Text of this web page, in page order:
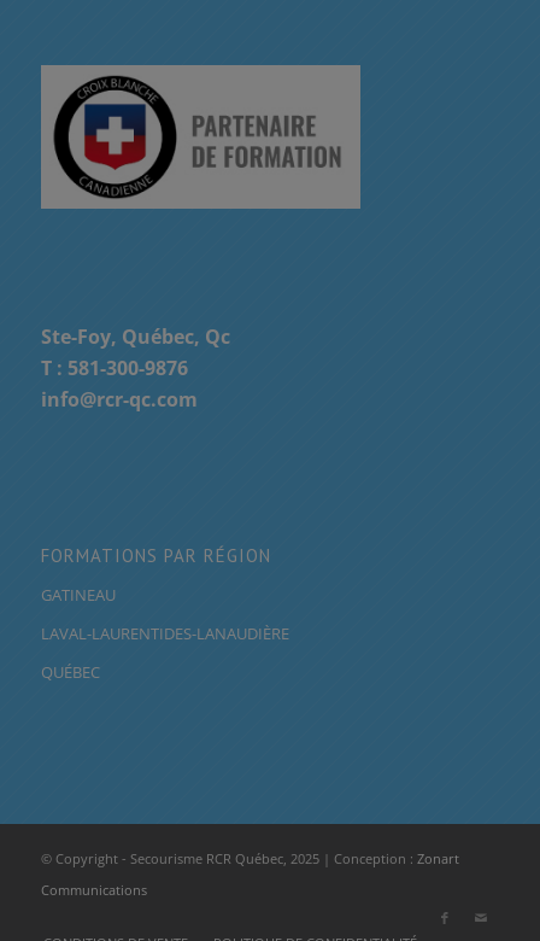
Ste-Foy, Québec, Qc
T : 581-300-9876
info@rcr-qc.com
FORMATIONS PAR RÉGION
GATINEAU
LAVAL-LAURENTIDES-LANAUDIÈRE
QUÉBEC
© Copyright - Secourisme RCR Québec, 2025 | Conception : Zonart
Communications